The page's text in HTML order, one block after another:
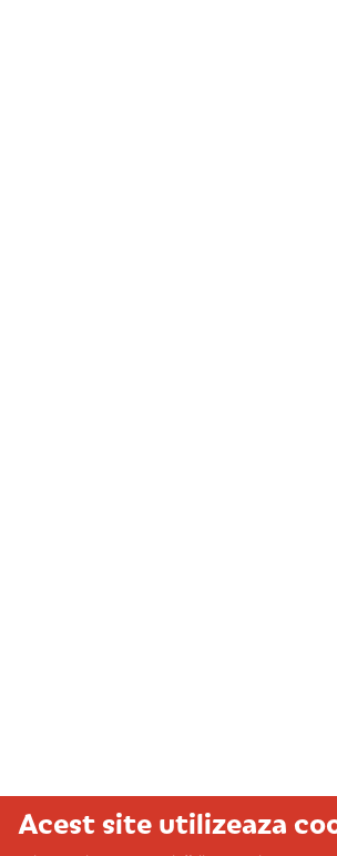
Acest site utilizeaza